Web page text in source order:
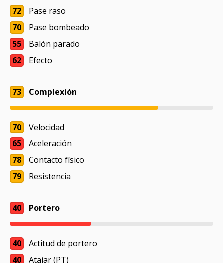
72
Pase raso
70
Pase bombeado
55
Balón parado
62
Efecto
73 Complexión
70
Velocidad
65
Aceleración
78
Contacto físico
79
Resistencia
40 Portero
40
Actitud de portero
40
Atajar (PT)